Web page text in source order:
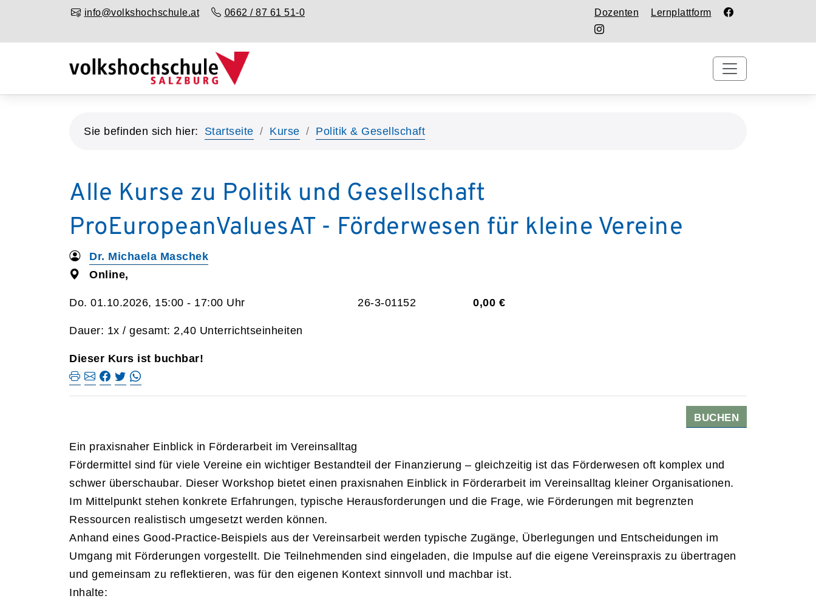
info@volkshochschule.at 0662 / 87 61 51-0 Dozenten Lernplattform
Sie befinden sich hier: Startseite Kurse Politik & Gesellschaft
Alle Kurse zu Politik und Gesellschaft
ProEuropeanValuesAT - Förderwesen für kleine Vereine
Dr. Michaela Maschek
Online,
Do. 01.10.2026, 15:00 - 17:00 Uhr 26-3-01152 0,00 €
Dauer: 1x / gesamt: 2,40 Unterrichtseinheiten
Dieser Kurs ist buchbar!
BUCHEN
Ein praxisnaher Einblick in Förderarbeit im Vereinsalltag
Fördermittel sind für viele Vereine ein wichtiger Bestandteil der Finanzierung – gleichzeitig ist das Förderwesen oft komplex und
schwer überschaubar. Dieser Workshop bietet einen praxisnahen Einblick in Förderarbeit im Vereinsalltag kleiner Organisationen.
Im Mittelpunkt stehen konkrete Erfahrungen, typische Herausforderungen und die Frage, wie Förderungen mit begrenzten
Ressourcen realistisch umgesetzt werden können.
Anhand eines Good-Practice-Beispiels aus der Vereinsarbeit werden typische Zugänge, Überlegungen und Entscheidungen im
Umgang mit Förderungen vorgestellt. Die Teilnehmenden sind eingeladen, die Impulse auf die eigene Vereinspraxis zu übertragen
und gemeinsam zu reflektieren, was für den eigenen Kontext sinnvoll und machbar ist.
Inhalte: